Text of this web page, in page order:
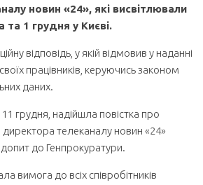
новин «24», які висвітлювали
та 1 грудня у Києві.
відповідь, у якій відмовив у наданні
працівників, керуючись законом
даних.
11 грудня, надійшла повістка про
телеканалу новин «24»
до Генпрокуратури.
вимога до всіх співробітників